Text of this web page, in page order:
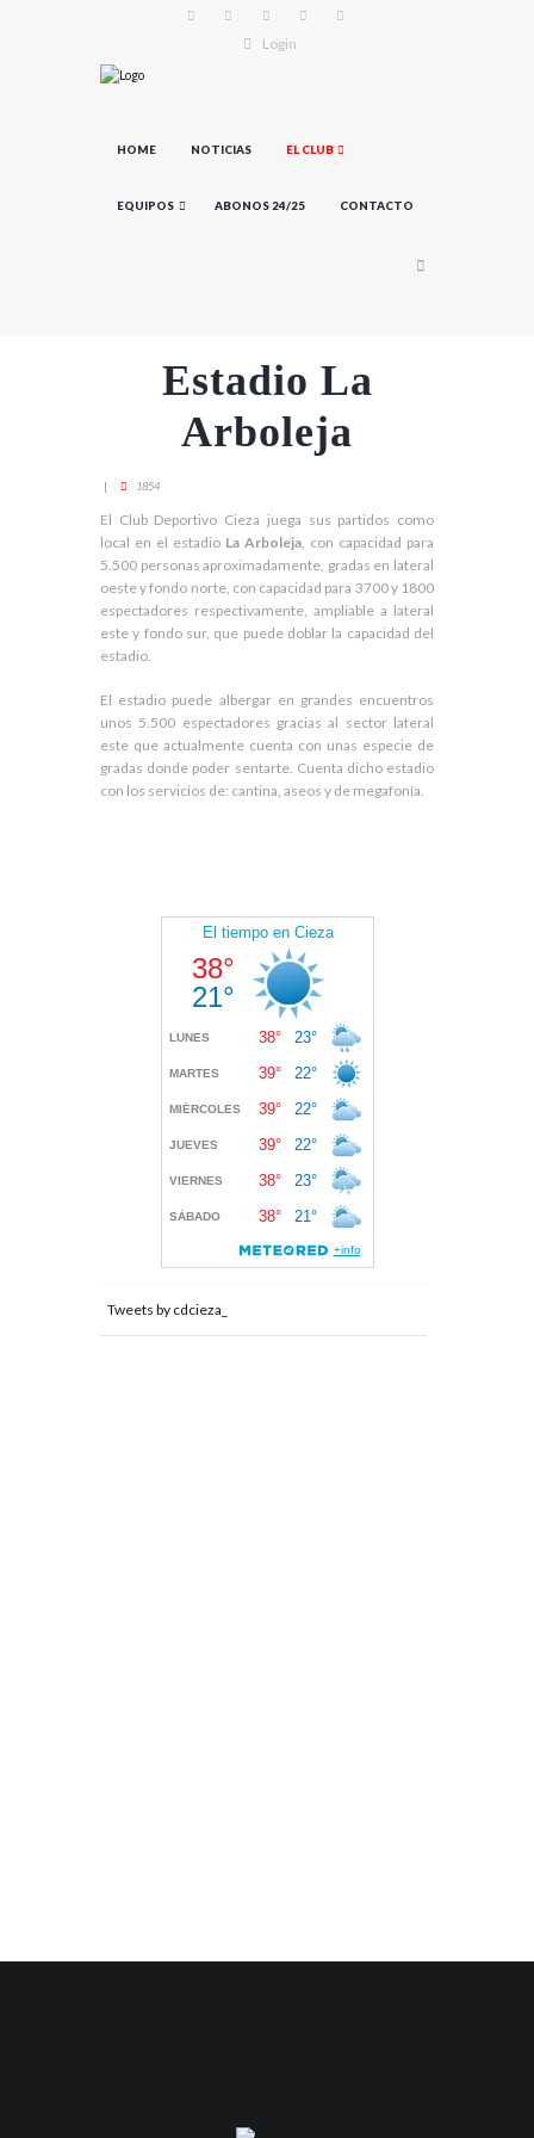
Login
HOME NOTICIAS EL CLUB
EQUIPOS ABONOS 24/25 CONTACTO
Estadio La
Arboleja
1854
El Club Deportivo Cieza juega sus partidos como
local en el estadio La Arboleja , con capacidad para
5.500 personas aproximadamente, gradas en lateral
oeste y fondo norte, con capacidad para 3700 y 1800
espectadores respectivamente, ampliable a lateral
este y fondo sur, que puede doblar la capacidad del
estadio.
El estadio puede albergar en grandes encuentros
unos 5.500 espectadores gracias al sector lateral
este que actualmente cuenta con unas especie de
gradas donde poder sentarte. Cuenta dicho estadio
con los servicios de: cantina, aseos y de megafonía.
Tweets by cdcieza_